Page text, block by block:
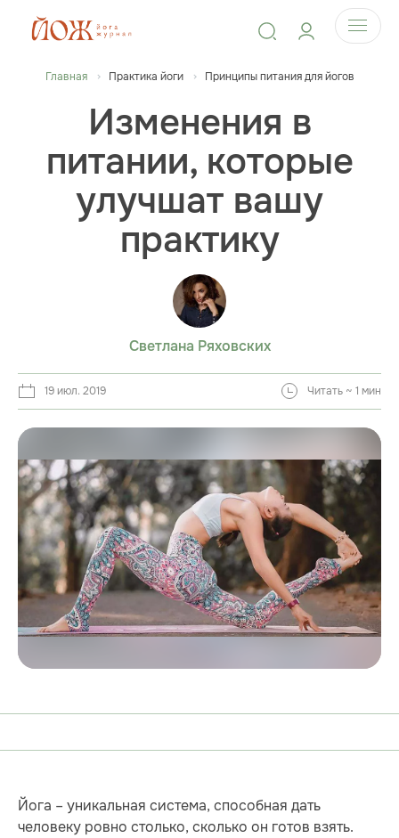
Главная Практика йоги Принципы питания для йогов
Изменения в
питании, которые
улучшат вашу
практику
Светлана Ряховских
19 июл. 2019 Читать ~ 1 мин
Йога – уникальная система, способная дать
человеку ровно столько, сколько он готов взять.